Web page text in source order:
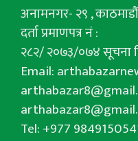
अनामनगर- २९ , काठमाडौँ
दर्ता प्रमाणपत्र नं :
२८२/ २०७३/०७४ सूचना
Email:
Tel: +977